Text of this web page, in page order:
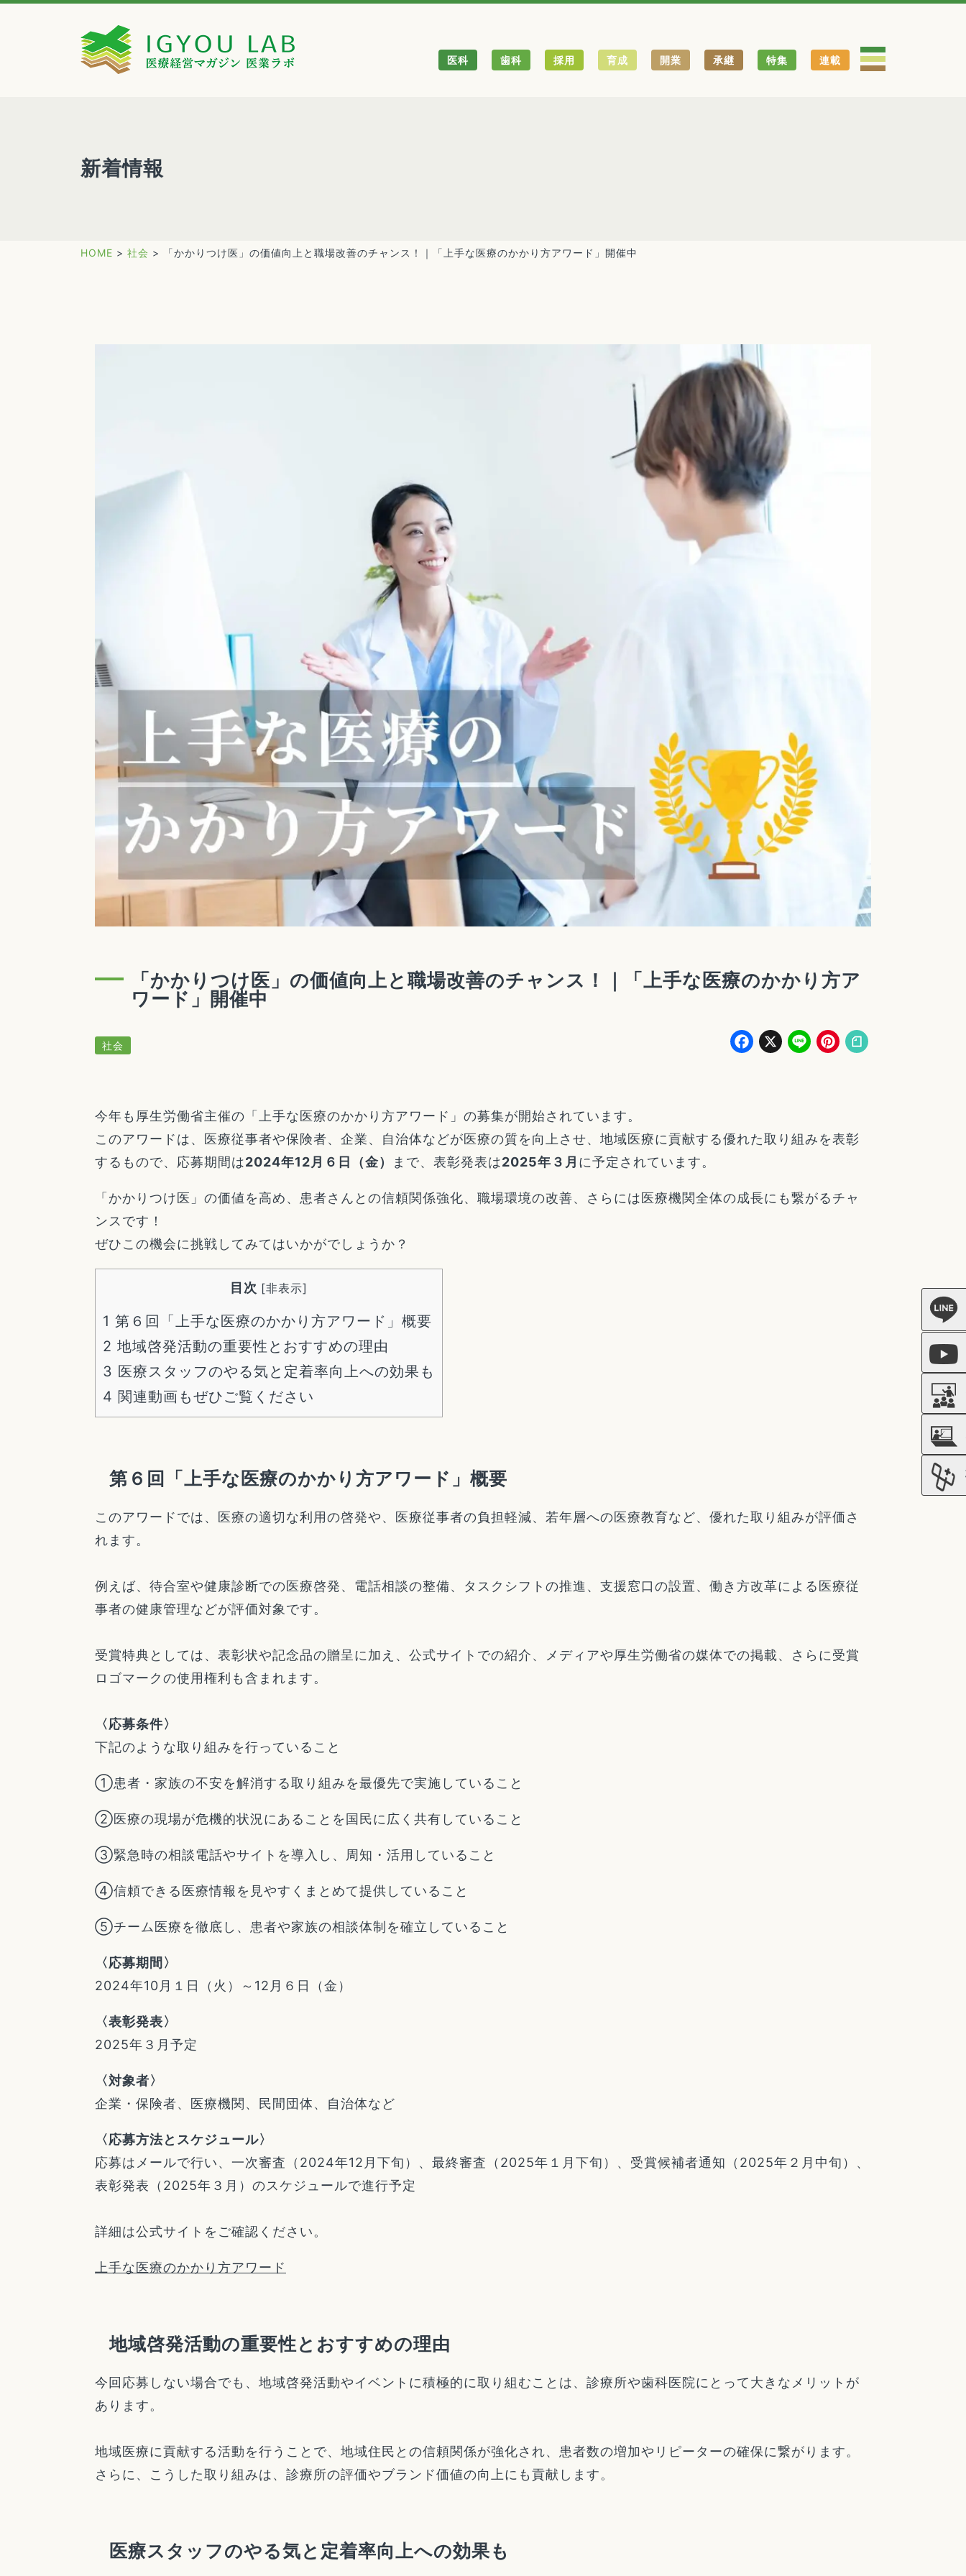
医科 歯科 採用 育成 開業 承継 特集 連載
新着情報
HOME > 社会 > 「かかりつけ医」の価値向上と職場改善のチャンス！｜「上手な医療のかかり方アワード」開催中
「かかりつけ医」の価値向上と職場改善のチャンス！｜「上手な医療のかかり方ア
ワード」開催中
社会 Facebook
X LinePinterest
今年も厚生労働省主催の「上手な医療のかかり方アワード」の募集が開始されています。
このアワードは、医療従事者や保険者、企業、自治体などが医療の質を向上させ、地域医療に貢献する優れた取り組みを表彰
するもので、応募期間は2024年12月６日（金） まで、表彰発表は2025年３月 に予定されています。
「かかりつけ医」の価値を高め、患者さんとの信頼関係強化、職場環境の改善、さらには医療機関全体の成長にも繋がるチャ
ンスです！
ぜひこの機会に挑戦してみてはいかがでしょうか？
目次 [非表示]
1 第６回「上手な医療のかかり方アワード」概要
2 地域啓発活動の重要性とおすすめの理由
3 医療スタッフのやる気と定着率向上への効果も
4 関連動画もぜひご覧ください
第６回「上手な医療のかかり方アワード」概要
このアワードでは、医療の適切な利用の啓発や、医療従事者の負担軽減、若年層への医療教育など、優れた取り組みが評価さ
れます。
例えば、待合室や健康診断での医療啓発、電話相談の整備、タスクシフトの推進、支援窓口の設置、働き方改革による医療従
事者の健康管理などが評価対象です。
受賞特典としては、表彰状や記念品の贈呈に加え、公式サイトでの紹介、メディアや厚生労働省の媒体での掲載、さらに受賞
ロゴマークの使用権利も含まれます。
〈応募条件〉
下記のような取り組みを行っていること
①患者・家族の不安を解消する取り組みを最優先で実施していること
②医療の現場が危機的状況にあることを国民に広く共有していること
③緊急時の相談電話やサイトを導入し、周知・活用していること
④信頼できる医療情報を見やすくまとめて提供していること
⑤チーム医療を徹底し、患者や家族の相談体制を確立していること
〈応募期間〉
2024年10月１日（火）～12月６日（金）
〈表彰発表〉
2025年３月予定
〈対象者〉
企業・保険者、医療機関、民間団体、自治体など
〈応募方法とスケジュール〉
応募はメールで行い、一次審査（2024年12月下旬）、最終審査（2025年１月下旬）、受賞候補者通知（2025年２月中旬）、
表彰発表（2025年３月）のスケジュールで進行予定
詳細は公式サイトをご確認ください。
上手な医療のかかり方アワード
地域啓発活動の重要性とおすすめの理由
今回応募しない場合でも、地域啓発活動やイベントに積極的に取り組むことは、診療所や歯科医院にとって大きなメリットが
あります。
地域医療に貢献する活動を行うことで、地域住民との信頼関係が強化され、患者数の増加やリピーターの確保に繋がります。
さらに、こうした取り組みは、診療所の評価やブランド価値の向上にも貢献します。
医療スタッフのやる気と定着率向上への効果も